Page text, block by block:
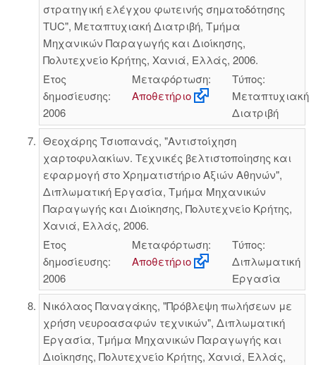
στρατηγική ελέγχου φωτεινής σηματοδότησης
TUC", Μεταπτυχιακή Διατριβή, Τμήμα
Μηχανικών Παραγωγής και Διοίκησης,
Πολυτεχνείο Κρήτης, Χανιά, Ελλάς, 2006.
Έτος
δημοσίευσης:
2006
Μεταφόρτωση:
Αποθετήριο
Τύπος:
Μεταπτυχιακή
Διατριβή
Θεοχάρης Τσιοπανάς, "Αντιστοίχηση
χαρτοφυλακίων. Τεχνικές βελτιστοποίησης και
εφαρμογή στο Χρηματιστήριο Αξιών Αθηνών",
Διπλωματική Εργασία, Τμήμα Μηχανικών
Παραγωγής και Διοίκησης, Πολυτεχνείο Κρήτης,
Χανιά, Ελλάς, 2006.
Έτος
δημοσίευσης:
2006
Μεταφόρτωση:
Αποθετήριο
Τύπος:
Διπλωματική
Εργασία
Νικόλαος Παναγάκης, "Πρόβλεψη πωλήσεων με
χρήση νευροασαφών τεχνικών", Διπλωματική
Εργασία, Τμήμα Μηχανικών Παραγωγής και
Διοίκησης, Πολυτεχνείο Κρήτης, Χανιά, Ελλάς,